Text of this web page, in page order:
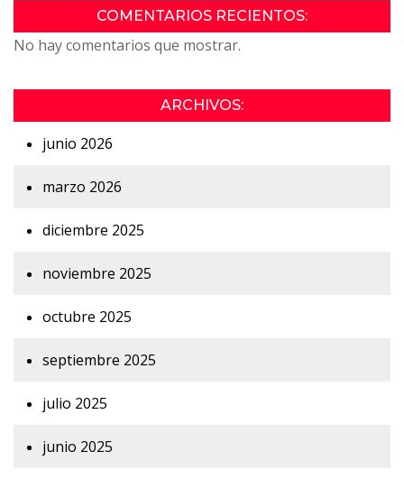
COMENTARIOS RECIENTOS:
No hay comentarios que mostrar.
ARCHIVOS:
junio 2026
marzo 2026
diciembre 2025
noviembre 2025
octubre 2025
septiembre 2025
julio 2025
junio 2025